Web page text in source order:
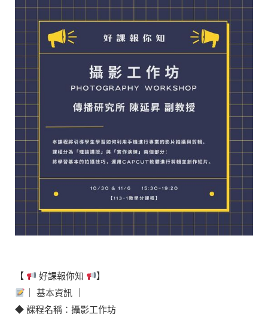
【 好課報你知
】
｜ 基本資訊 ｜
◆ 課程名稱：攝影工作坊